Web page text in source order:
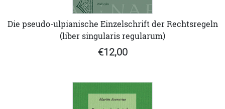
Die pseudo-ulpianische Einzelschrift der Rechtsregeln
(liber singularis regularum)
€12,00